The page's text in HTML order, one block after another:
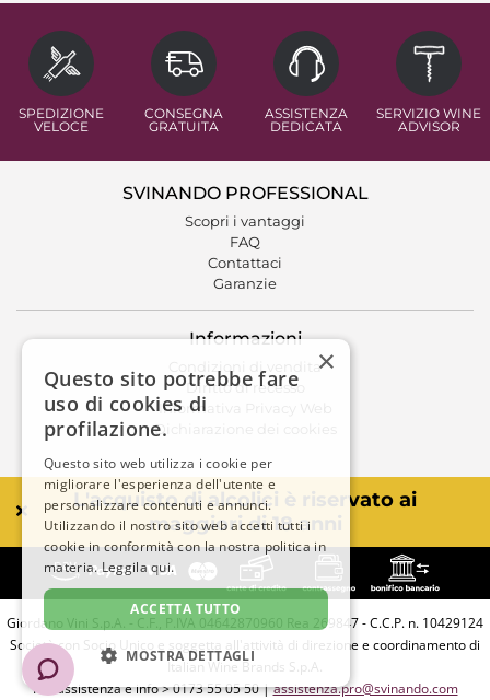
SPEDIZIONE
VELOCE
CONSEGNA
GRATUITA
ASSISTENZA
DEDICATA
SERVIZIO WINE
ADVISOR
SVINANDO PROFESSIONAL
Scopri i vantaggi
FAQ
Contattaci
Garanzie
Informazioni
Condizioni di vendita
Diritto di recesso
Informativa Privacy Web
Dichiarazione dei cookies
L'acquisto di alcolici è riservato ai
maggiori di 18 anni
Giordano Vini S.p.A. - C.F., P.IVA 04642870960 Rea 269847 - C.C.P. n. 10429124
Società con Socio Unico e soggetta all'attività di direzione e coordinamento di
Italian Wine Brands S.p.A.
Per assistenza e info > 0173 55 05 50 |assistenza.pro@svinando.com
×
Questo sito potrebbe fare
uso di cookies di
profilazione.
Questo sito web utilizza i cookie per
migliorare l'esperienza dell'utente e
personalizzare contenuti e annunci.
Utilizzando il nostro sito web accetti tutti i
cookie in conformità con la nostra politica in
materia.Leggila qui.
ACCETTA TUTTO
MOSTRA DETTAGLI
STRETTAMENTE NECESSARIO